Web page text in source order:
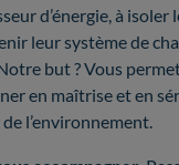
d’énergie, à isoler
leur système de
but ? Vous
en maîtrise et en
l’environnement.